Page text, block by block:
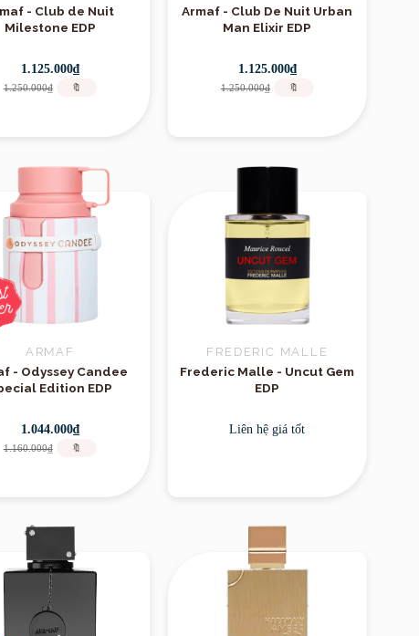
- Club de Nuit
Milestone EDP
1.125.000₫
1.250.000₫ 🔖
Armaf - Club De Nuit Urban
Man Elixir EDP
1.125.000₫
1.250.000₫ 🔖
ARMAF
- Odyssey Candee
Edition EDP
1.044.000₫
1.160.000₫ 🔖
FREDERIC MALLE
Frederic Malle - Uncut Gem
EDP
Liên hệ giá tốt